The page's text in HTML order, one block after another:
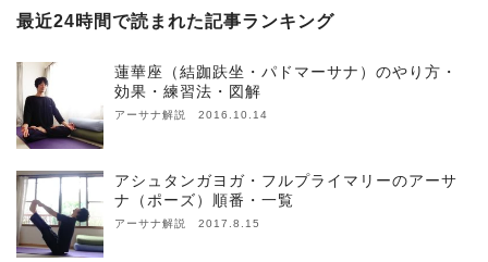
最近24時間で読まれた記事ランキング
蓮華座（結跏趺坐・パドマーサナ）のやり方・
効果・練習法・図解
アーサナ解説 2016.10.14
アシュタンガヨガ・フルプライマリーのアーサ
ナ（ポーズ）順番・一覧
アーサナ解説 2017.8.15